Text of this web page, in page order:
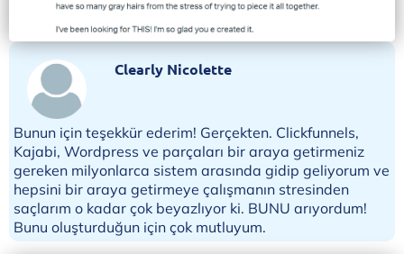
Clearly Nicolette
Bunun için teşekkür ederim! Gerçekten. Clickfunnels,
Kajabi, Wordpress ve parçaları bir araya getirmeniz
gereken milyonlarca sistem arasında gidip geliyorum ve
hepsini bir araya getirmeye çalışmanın stresinden
saçlarım o kadar çok beyazlıyor ki. BUNU arıyordum!
Bunu oluşturduğun için çok mutluyum.